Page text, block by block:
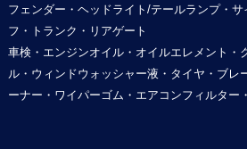
フェンダー・ヘッドライト/テールランプ・
フ・トランク・リアゲート
車検・エンジンオイル・オイルエレメント・
ル・ウィンドウォッシャー液・タイヤ・ブレ
ーナー・ワイパーゴム・エアコンフィルター